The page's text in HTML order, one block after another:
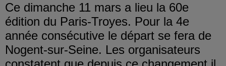
Ce dimanche 11 mars a lieu la 60e
édition du Paris-Troyes. Pour la 4e
année consécutive le départ se fera de
Nogent-sur-Seine. Les organisateurs